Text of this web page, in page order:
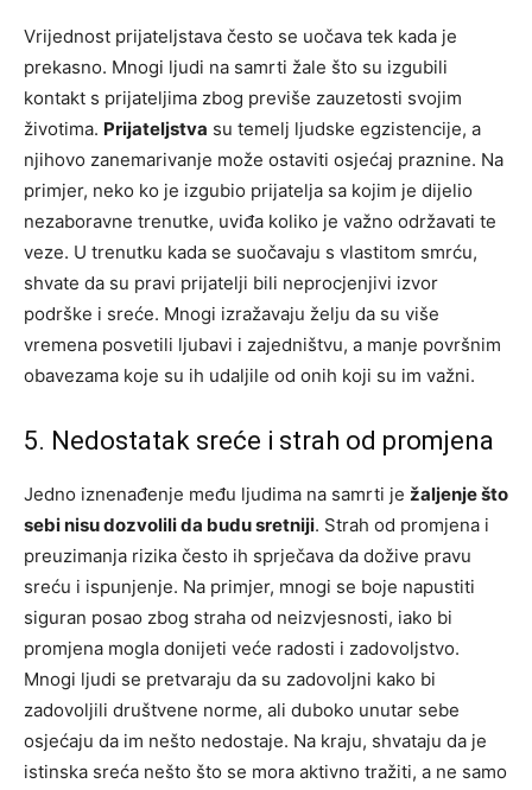
Vrijednost prijateljstava često se uočava tek kada je
prekasno. Mnogi ljudi na samrti žale što su izgubili
kontakt s prijateljima zbog previše zauzetosti svojim
životima. Prijateljstva su temelj ljudske egzistencije, a
njihovo zanemarivanje može ostaviti osjećaj praznine. Na
primjer, neko ko je izgubio prijatelja sa kojim je dijelio
nezaboravne trenutke, uviđa koliko je važno održavati te
veze. U trenutku kada se suočavaju s vlastitom smrću,
shvate da su pravi prijatelji bili neprocjenjivi izvor
podrške i sreće. Mnogi izražavaju želju da su više
vremena posvetili ljubavi i zajedništvu, a manje površnim
obavezama koje su ih udaljile od onih koji su im važni.
5. Nedostatak sreće i strah od promjena
Jedno iznenađenje među ljudima na samrti je žaljenje što
sebi nisu dozvolili da budu sretniji. Strah od promjena i
preuzimanja rizika često ih sprječava da dožive pravu
sreću i ispunjenje. Na primjer, mnogi se boje napustiti
siguran posao zbog straha od neizvjesnosti, iako bi
promjena mogla donijeti veće radosti i zadovoljstvo.
Mnogi ljudi se pretvaraju da su zadovoljni kako bi
zadovoljili društvene norme, ali duboko unutar sebe
osjećaju da im nešto nedostaje. Na kraju, shvataju da je
istinska sreća nešto što se mora aktivno tražiti, a ne samo